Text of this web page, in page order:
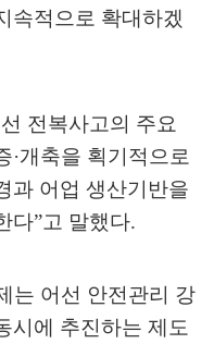
속적으로 확대하겠
전복사고의 주요
·개축을 획기적으로
과 어업 생산기반을
다”고 말했다.
는 어선 안전관리 강
시에 추진하는 제도